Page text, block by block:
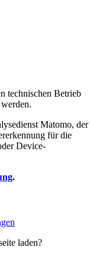
technischen Betrieb
Matomo, der
für die
Device-
.
laden?